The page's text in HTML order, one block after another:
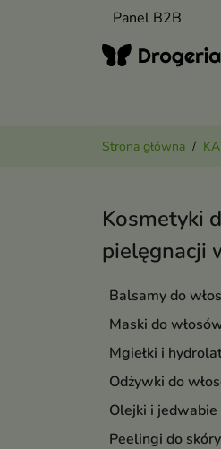
Panel B2B
Strona główna
Kosmetyki
pielęgnacji
Balsamy do
Maski do
Mgiełki i
Odżywki do
Olejki i jedwabie
Peelingi do